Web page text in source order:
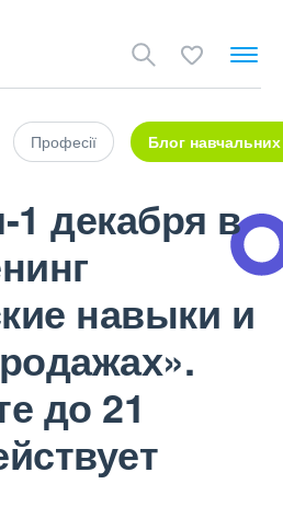
Професії Блог навчальних
1 декабря в
навыки и
до 21